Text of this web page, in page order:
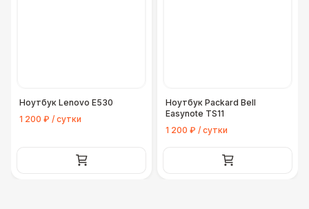
Ноутбук Lenovo E530
1 200 ₽ / сутки
Ноутбук Packard Bell
Easynote TS11
1 200 ₽ / сутки